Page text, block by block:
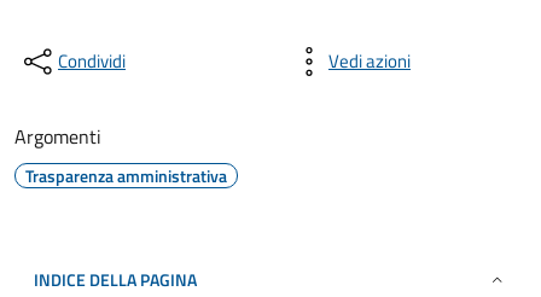
Condividi Vedi azioni
Argomenti
Trasparenza amministrativa
INDICE DELLA PAGINA